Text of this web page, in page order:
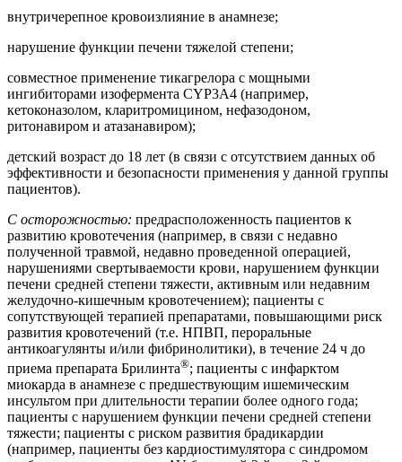
внутричерепное кровоизлияние в анамнезе;
нарушение функции печени тяжелой степени;
совместное применение тикагрелора с мощными
ингибиторами изофермента CYP3A4 (например,
кетоконазолом, кларитромицином, нефазодоном,
ритонавиром и атазанавиром);
детский возраст до 18 лет (в связи с отсутствием данных об
эффективности и безопасности применения у данной группы
пациентов).
С осторожностью: предрасположенность пациентов к
развитию кровотечения (например, в связи с недавно
полученной травмой, недавно проведенной операцией,
нарушениями свертываемости крови, нарушением функции
печени средней степени тяжести, активным или недавним
желудочно-кишечным кровотечением); пациенты с
сопутствующей терапией препаратами, повышающими риск
развития кровотечений (т.е. НПВП, пероральные
антикоагулянты и/или фибринолитики), в течение 24 ч до
приема препарата Брилинта®; пациенты с инфарктом
миокарда в анамнезе с предшествующим ишемическим
инсультом при длительности терапии более одного года;
пациенты с нарушением функции печени средней степени
тяжести; пациенты с риском развития брадикардии
(например, пациенты без кардиостимулятора с синдромом